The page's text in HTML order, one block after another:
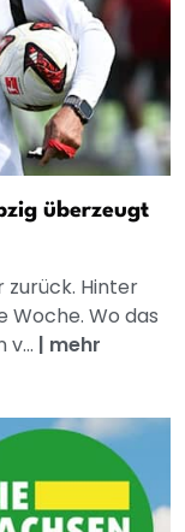
überzeugt
zurück. Hinter
Wo das
| mehr